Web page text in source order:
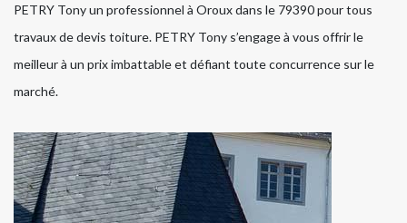
PETRY Tony un professionnel à Oroux dans le 79390 pour tous
travaux de devis toiture. PETRY Tony s’engage à vous offrir le
meilleur à un prix imbattable et défiant toute concurrence sur le
marché.